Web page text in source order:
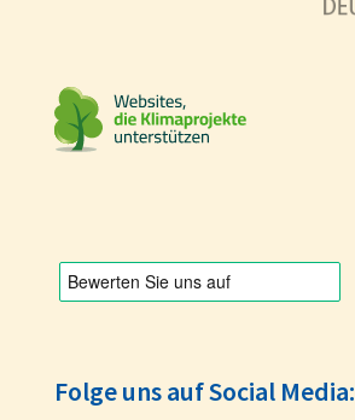
Folge uns auf Social Media: